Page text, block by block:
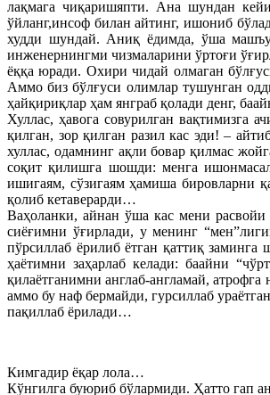
лақмага чиқаришяпти. Ана шундан
ўйланг,инсоф билан айтинг, ишониб
худди шундай. Аниқ ёдимда, ўша
инженернингми чизмаларини ўртоғи
ёққа юради. Охири чидай олмаган
Аммо биз бўлғуси олимлар тушунган
ҳайқириқлар ҳам янграб қолади денг,
Хуллас, ҳавога совурилган вақтимизга
қилган, зор қилган разил кас эди! –
хуллас, одамнинг ақли бовар қилмас
соқит қилишга шошди: менга
ишигаям, сўзигаям ҳамиша бировларни
қолиб кетаверарди…
Ваҳоланки, айнан ўша кас мени
сиёғимни ўғирлади, у менинг
пўрсиллаб ёрилиб ётган қаттиқ заминга
ҳаётимни заҳарлаб келади: баайни
қилаётганимни англаб-англамай,
аммо бу наф бермайди, гурсиллаб
пақиллаб ёрилади…
Кимгадир ёқар лола…
Кўнгилга буюриб бўлармиди. Ҳатто гап